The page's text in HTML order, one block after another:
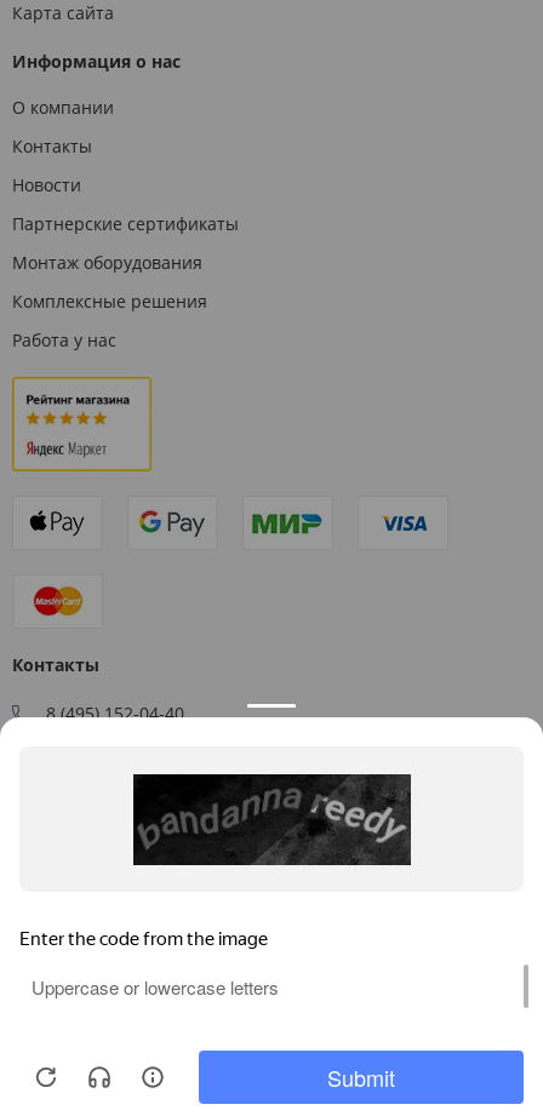
Карта сайта
Информация о нас
О компании
Контакты
Новости
Партнерские сертификаты
Монтаж оборудования
Комплексные решения
Работа у нас
Контакты
8 (495) 152-04-40
109544, г. Москва, ул. Большая Андроньевская, д. 17
Схема проезда
Пн-Пт: 9:00 - 18:00
Публичная оферта
Согласие на получение рекламных материалов
Пользовательское соглашение
Продолжая пользоваться